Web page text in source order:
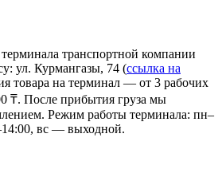
транспортной компании
ул. Курмангазы, 74 (ссылка на
товара на терминал — от 3 рабочих
₸. После прибытия груза мы
Режим работы терминала: пн–
вс — выходной.